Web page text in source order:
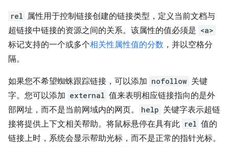
rel 属性用于控制链接创建的链接类型，定义当前文档与
超链接中链接的资源之间的关系。该属性的值必须是 <a>
标记支持的一个或多个相关性属性值的分数 ，并以空格分
隔。
如果您不希望蜘蛛跟踪链接，可以添加 nofollow 关键
字。您可以添加 external 值来表明相应链接指向的是外
部网址，而不是当前网域内的网页。
help 关键字表示超链
接将提供上下文相关帮助。将鼠标悬停在具有此 rel 值的
链接上时，系统会显示帮助光标，而不是正常的指针光标。